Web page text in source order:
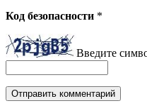
Код безопасности *
Введите